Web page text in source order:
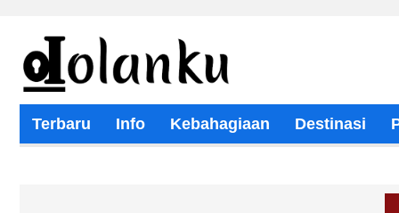
Terbaru Info Kebahagiaan Destinasi